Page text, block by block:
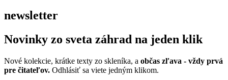
newsletter
Novinky zo sveta záhrad na jeden klik
Nové kolekcie, krátke texty zo skleníka, a občas zľava - vždy prvá
pre čitateľov. Odhlásiť sa viete jedným klikom.